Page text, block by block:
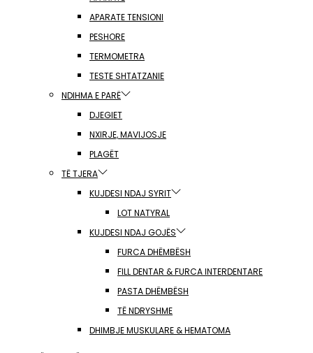
APARATE TENSIONI
PESHORE
TERMOMETRA
TESTE SHTATZANIE
NDIHMA E PARË
DJEGIET
NXIRJE, MAVIJOSJE
PLAGËT
TË TJERA
KUJDESI NDAJ SYRIT
LOT NATYRAL
KUJDESI NDAJ GOJËS
FURCA DHËMBËSH
FILL DENTAR & FURCA INTERDENTARE
PASTA DHËMBËSH
TË NDRYSHME
DHIMBJE MUSKULARE & HEMATOMA